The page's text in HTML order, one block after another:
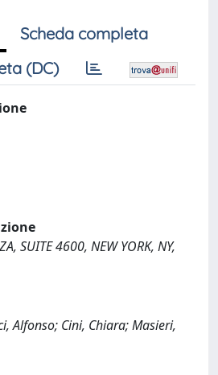
Scheda completa
(DC)
SUITE 4600, NEW YORK, NY,
Alfonso; Cini, Chiara; Masieri,